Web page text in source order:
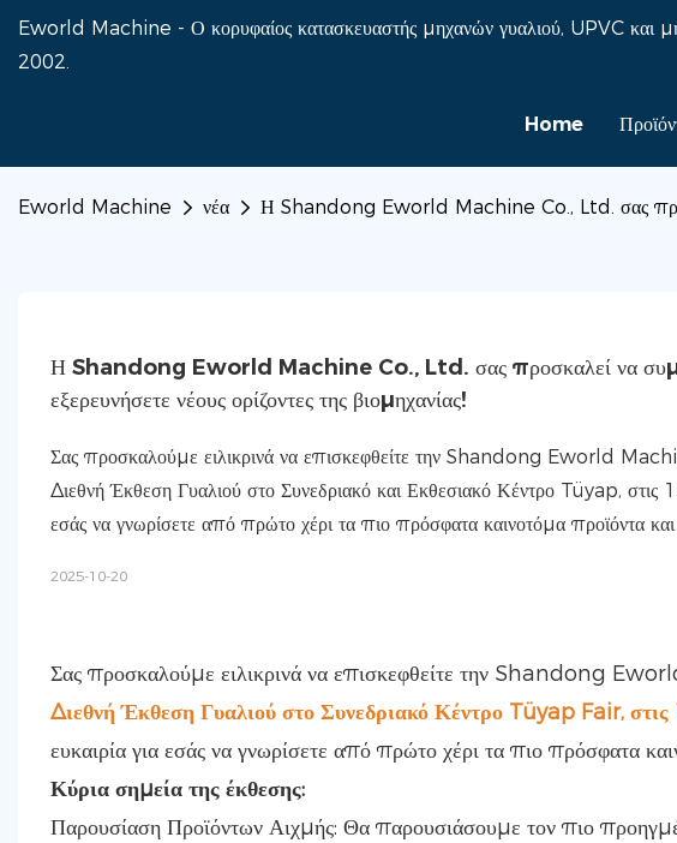
Eworld Machine - Ο κορυφαίος κατασκευαστής μηχανών γυαλιού, UPVC και
2002.
Home
Eworld Machine νέα Η Shandong Eworld Machine Co., Ltd. σας
Η Shandong Eworld Machine Co., Ltd. σας προσκαλεί να
εξερευνήσετε νέους ορίζοντες της βιομηχανίας!
Σας προσκαλούμε ειλικρινά να επισκεφθείτε την Shandong Eworld
Διεθνή Έκθεση Γυαλιού στο Συνεδριακό και Εκθεσιακό Κέντρο Tüyap, στις
εσάς να γνωρίσετε από πρώτο χέρι τα πιο πρόσφατα καινοτόμα προϊόντα και
2025-10-20
Σας προσκαλούμε ειλικρινά να επισκεφθείτε την Shandong
Διεθνή Έκθεση Γυαλιού στο Συνεδριακό Κέντρο Tüyap Fair,
ευκαιρία για εσάς να γνωρίσετε από πρώτο χέρι τα πιο πρόσφατα
Κύρια σημεία της έκθεσης:
Παρουσίαση Προϊόντων Αιχμής: Θα παρουσιάσουμε τον πιο